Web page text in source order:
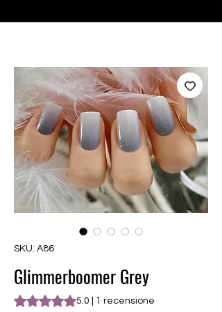
SKU: A86
Glimmerboomer Grey
Sulla base di 1 recensione, la
5.0 | 1 recensione